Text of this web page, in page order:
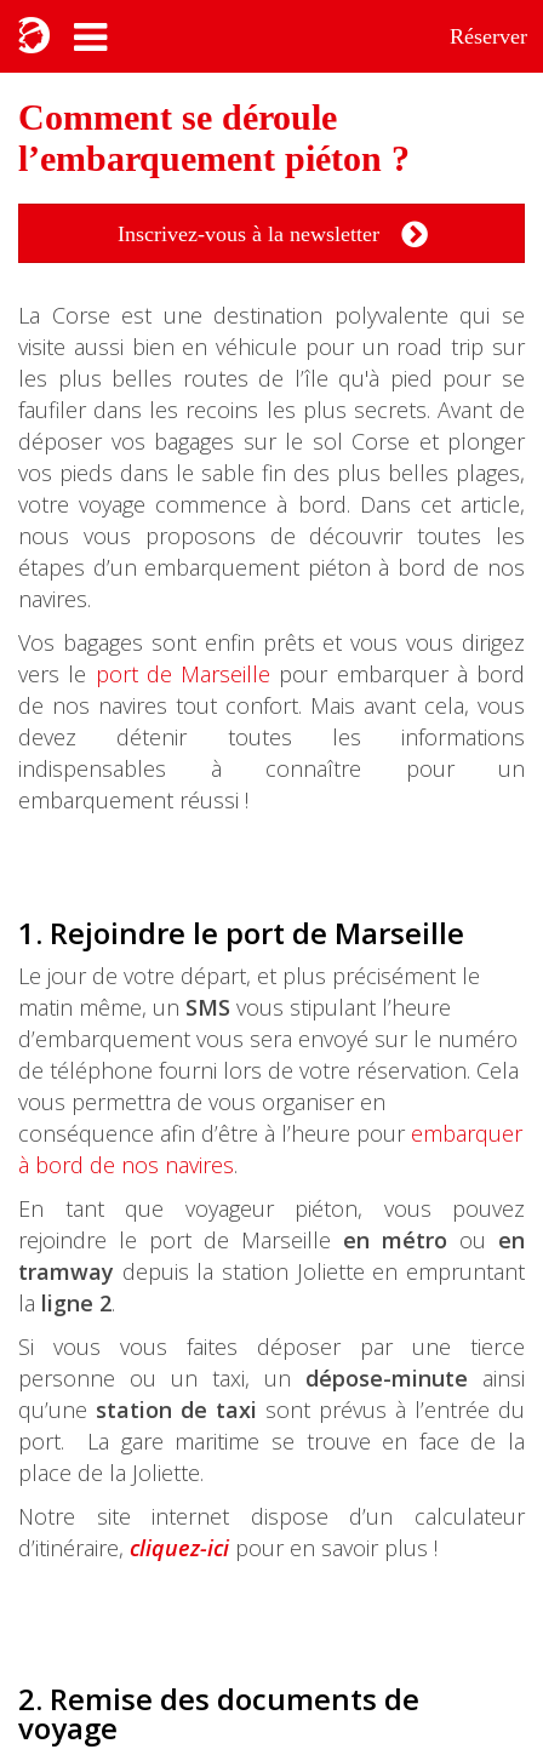
Réserver
Comment se déroule
l’embarquement piéton ?
Inscrivez-vous à la newsletter
La Corse est une destination polyvalente qui se
visite aussi bien en véhicule pour un road trip sur
les plus belles routes de l’île qu'à pied pour se
faufiler dans les recoins les plus secrets. Avant de
déposer vos bagages sur le sol Corse et plonger
vos pieds dans le sable fin des plus belles plages,
votre voyage commence à bord. Dans cet article,
nous vous proposons de découvrir toutes les
étapes d’un embarquement piéton à bord de nos
navires.
Vos bagages sont enfin prêts et vous vous dirigez
vers le port de Marseille pour embarquer à bord
de nos navires tout confort. Mais avant cela, vous
devez détenir toutes les informations
indispensables à connaître pour un
embarquement réussi !
1. Rejoindre le port de Marseille
Le jour de votre départ, et plus précisément le
matin même, un SMS vous stipulant l’heure
d’embarquement vous sera envoyé sur le numéro
de téléphone fourni lors de votre réservation. Cela
vous permettra de vous organiser en
conséquence afin d’être à l’heure pour embarquer
à bord de nos navires.
En tant que voyageur piéton, vous pouvez
rejoindre le port de Marseille en métro ou en
tramway depuis la station Joliette en empruntant
la ligne 2.
Si vous vous faites déposer par une tierce
personne ou un taxi, un dépose-minute ainsi
qu’une station de taxi sont prévus à l’entrée du
port. La gare maritime se trouve en face de la
place de la Joliette.
Notre site internet dispose d’un calculateur
d’itinéraire, cliquez-icipour en savoir plus !
2. Remise des documents de
voyage